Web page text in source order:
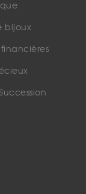
bijoux